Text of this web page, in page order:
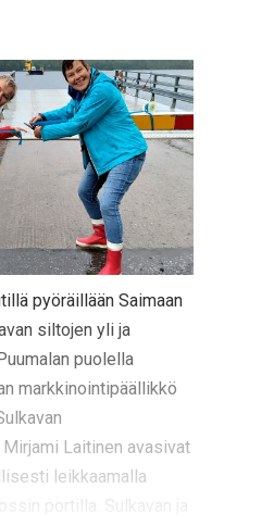
pyöräillään Saimaan
siltojen yli ja
puolella
markkinointipäällikkö
Laitinen avasivat
leikkaamalla
portilla. Sulkavan ja